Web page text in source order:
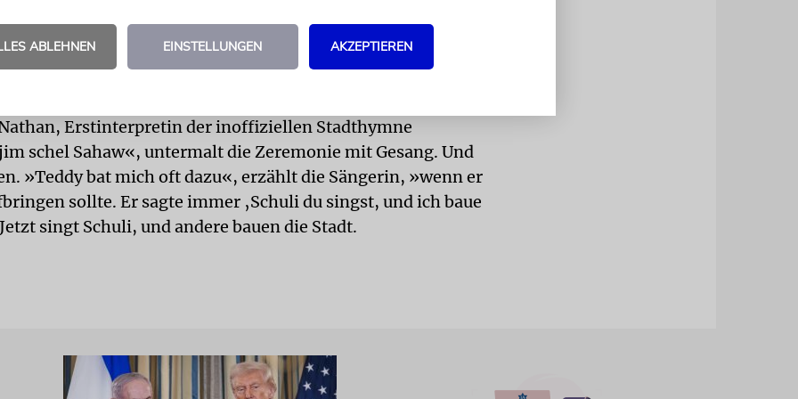
Deutsch-
Harald Kinder-
Erstinterpretin der inoffiziellen Stadthymne
schel Sahaw«, untermalt die Zeremonie mit Gesang. Und
»Teddy bat mich oft dazu«, erzählt die Sängerin, »wenn er
sollte. Er sagte immer ‚Schuli du singst, und ich baue
singt Schuli, und andere bauen die Stadt.
ABLEHNEN EINSTELLUNGEN AKZEPTIEREN